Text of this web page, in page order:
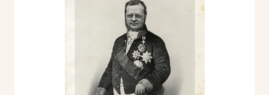
Piemonte e in Liguria 1860-1875, Genova, Sagep
editrice, pp. 61, 108.
1976 - Guido Gonin. Litografie da “Lo Spirito
Folletto” (1861-1867), catalogo mostra, Firenze,
Edizioni della Bezuga.
1985 - Paolo Bellini, Storia dell’incisione